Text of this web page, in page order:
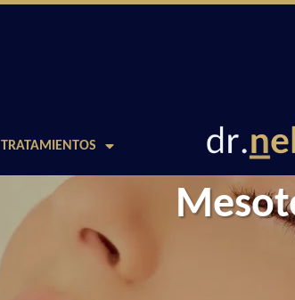
TRATAMIENTOS